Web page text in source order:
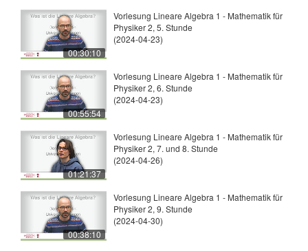
00:30:10
Vorlesung Lineare Algebra 1 - Mathematik für
Physiker 2, 5. Stunde
(2024-04-23)
00:55:54
Vorlesung Lineare Algebra 1 - Mathematik für
Physiker 2, 6. Stunde
(2024-04-23)
01:21:37
Vorlesung Lineare Algebra 1 - Mathematik für
Physiker 2, 7. und 8. Stunde
(2024-04-26)
00:38:10
Vorlesung Lineare Algebra 1 - Mathematik für
Physiker 2, 9. Stunde
(2024-04-30)